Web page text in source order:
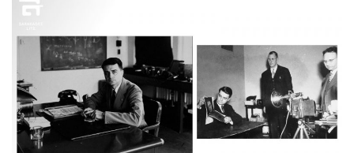
ดร.ริชาร์ด ลีช แมดด็อกซ์ (Dr.Richard Leach Maddox) นัก
ฟิสิกส์ชาวอังกฤษเป็นคนแรกที่พัฒนา “เพลตแห้ง” (Dry Plate)
ซึ่งมีประสิทธิภาพดีกว่าเพลตเปียกของ
เฟรเดอริก สกอตต์
อาร์เชอร์โดยเพลตแห้งใช้เจลาตินผสมซิลเวอร์โบรไมด์เคลือบ
แผ่นกระจกทำให้การถ่ายภาพสะดวกขึ้นเพราะไม่ต้องล้างภาพ
ทันทีที่ถ่ายเสร็จเหมือนเพลตเปียกและทำให้ในเวลาต่อมาสามารถ
สร้าง กล้องถ่ายรูป เป็นกล้องที่ถือได้ด้วยสองมือ พกพาสะดวก